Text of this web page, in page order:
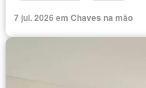
7 jul. 2026 em Chaves na mão